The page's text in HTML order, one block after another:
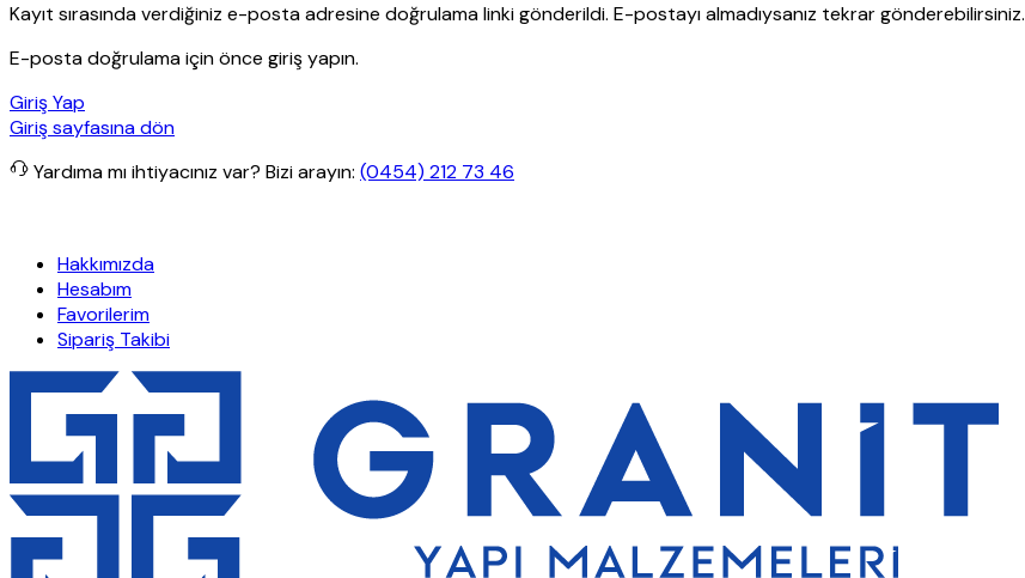
Kayıt sırasında verdiğiniz e-posta adresine doğrulama linki gönderildi. E-postayı almadıysanız tekrar gönderebilirsiniz.
E-posta doğrulama için önce giriş yapın.
Giriş Yap
Giriş sayfasına dön
Yardıma mı ihtiyacınız var? Bizi arayın: (0454) 212 73 46
Hakkımızda
Hesabım
Favorilerim
Sipariş Takibi